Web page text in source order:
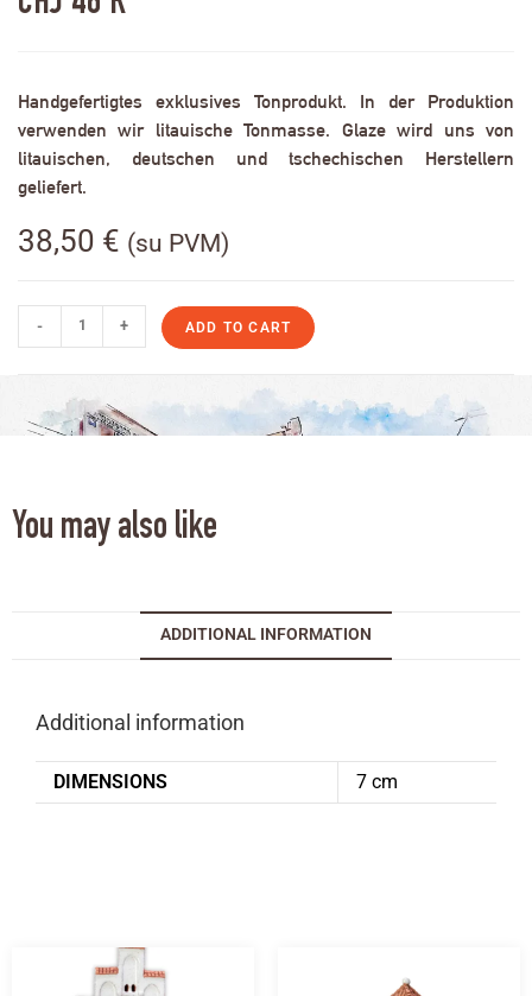
Handgefertigtes exklusives Tonprodukt. In der Produktion
verwenden wir litauische Tonmasse. Glaze wird uns von
litauischen, deutschen und tschechischen Herstellern
geliefert.
38,50 € (su PVM)
- + ADD TO CART
You may also like
ADDITIONAL INFORMATION
Additional information
DIMENSIONS 7 cm